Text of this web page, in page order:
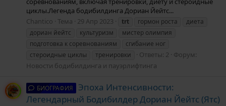
циклы.Легенда бодибилдинга Дориан Йейтс...
Chantico Тема 29 Апр 2023 trt гормон роста
диета
дориан йейтс
культуризм
мистер олимпия
подготовка к соревнованиям
сгибание ног
стероидные циклы
тренировки Ответы: 2
Форум:
Новости бодибилдинга и пауэрлифтинга
БИОГРАФИЯ
Эпоха Интенсивности:
Легендарный Бодибилдер Дориан Йейтс (Ятс)